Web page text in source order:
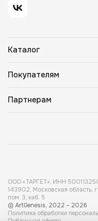
Каталог
Покупателям
Партнерам
ООО «ТАРГЕТ», ИНН 5001
143902, Московская область,
пом. 3, каб. 5
© ArtGenesis, 2022 – 2026
Политика обработки